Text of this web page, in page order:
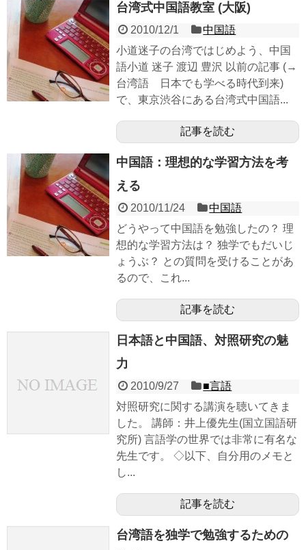
台湾式中国語教室 (大阪)
2010/12/1
中国語
小道迷子の台湾ではじめよう、中国
語小道 迷子 渡辺 豊沢 以前の記事 (→
台湾語 日本でも学べる時代到来)
で、東京渋谷にある台湾式中国語...
記事を読む
中国語：理想的な学習方法を考
える
2010/11/24
中国語
どうやって中国語を勉強したの？ 理
想的な学習方法は？ 独学でもだいじ
ょうぶ？ との質問を受けることがあ
るので、これ...
記事を読む
日本語と中国語、対照研究の魅
力
2010/9/27
■言語
対照研究に関する講演を聴いてきま
した。 講師：井上優先生(国立国語研
究所) 言語学の世界では非常に有名な
先生です。 ◇以下、自分用のメモと
し...
記事を読む
台湾語を独学で勉強するための